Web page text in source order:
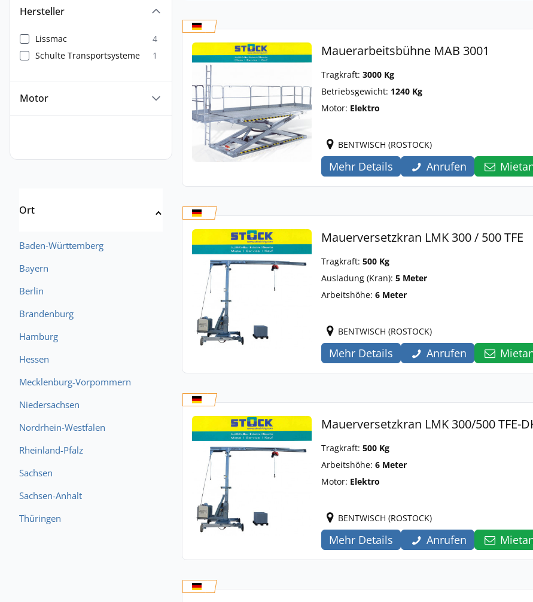
Hersteller
Lissmac
4
Schulte Transportsysteme
1
Motor
Ort
Baden-Württemberg
Bayern
Berlin
Brandenburg
Hamburg
Hessen
Mecklenburg-Vorpommern
Niedersachsen
Nordrhein-Westfalen
Rheinland-Pfalz
Sachsen
Sachsen-Anhalt
Thüringen
Mauerarbeitsbühne MAB 3001
Tragkraft: 3000 Kg
Betriebsgewicht: 1240 Kg
Motor: Elektro
BENTWISCH (ROSTOCK)
Mehr Details Anrufen
Mauerversetzkran LMK 300 / 500 TFE
Tragkraft: 500 Kg
Ausladung (Kran): 5 Meter
Arbeitshöhe: 6 Meter
BENTWISCH (ROSTOCK)
Mehr Details Anrufen
Mauerversetzkran LMK 300/500 TFE-
Tragkraft: 500 Kg
Arbeitshöhe: 6 Meter
Motor: Elektro
BENTWISCH (ROSTOCK)
Mehr Details Anrufen